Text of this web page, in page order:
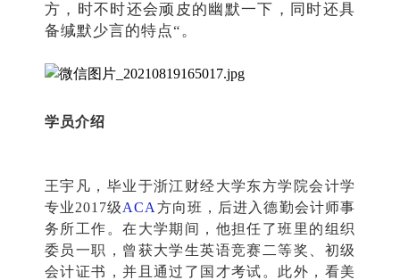
方，时不时还会顽皮的幽默一下，同时还具
备缄默少言的特点“。
学员介绍
王宇凡，毕业于浙江财经大学东方学院会计学
专业2017级ACA 方向班，后进入德勤会计师事
务所工作。在大学期间，他担任了班里的组织
委员一职，曾获大学生英语竞赛二等奖、初级
会计证书，并且通过了国才考试。此外，看美